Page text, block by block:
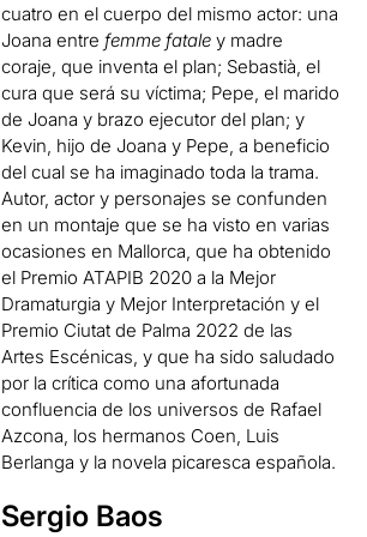
cuatro en el cuerpo del mismo actor: una
Joana entrefemme fatale y madre
coraje, que inventa el plan; Sebastià, el
cura que será su víctima; Pepe, el marido
de Joana y brazo ejecutor del plan; y
Kevin, hijo de Joana y Pepe, a beneficio
del cual se ha imaginado toda la trama.
Autor, actor y personajes se confunden
en un montaje que se ha visto en varias
ocasiones en Mallorca, que ha obtenido
el Premio ATAPIB 2020 a la Mejor
Dramaturgia y Mejor Interpretación y el
Premio Ciutat de Palma 2022 de las
Artes Escénicas, y que ha sido saludado
por la crítica como una afortunada
confluencia de los universos de Rafael
Azcona, los hermanos Coen, Luis
Berlanga y la novela picaresca española.
Sergio Baos